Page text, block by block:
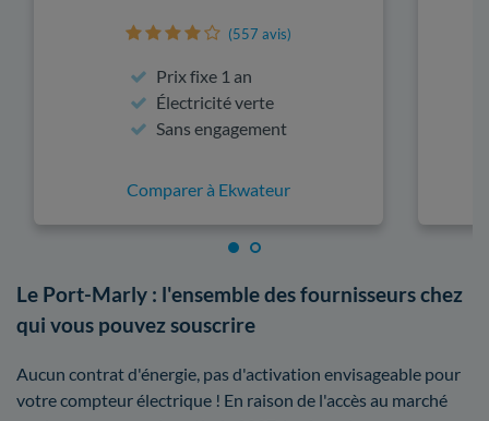
(557 avis)
Prix fixe 1 an
Électricité verte
Sans engagement
Comparer à Ekwateur
Le Port-Marly : l'ensemble des fournisseurs chez
qui vous pouvez souscrire
Aucun contrat d'énergie, pas d'activation envisageable pour
votre compteur électrique ! En raison de l'accès au marché